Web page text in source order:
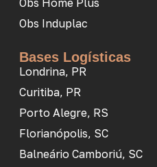
Obs Home Plus
Obs Induplac
Bases Logísticas
Londrina, PR
Curitiba, PR
Porto Alegre, RS
Florianópolis, SC
Balneário Camboriú, SC